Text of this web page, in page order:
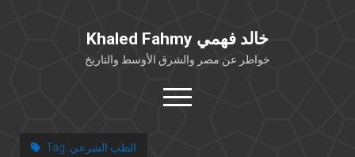
Khaled Fahmy خالد فهمي
خواطر عن مصر والشرق الأوسط والتاريخ
open
menu
Tag: الطب الشرعي